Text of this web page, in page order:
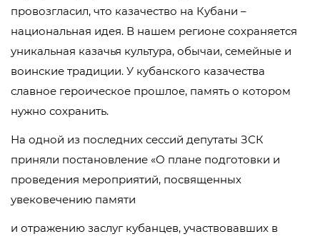
провозгласил, что казачество на Кубани –
национальная идея. В нашем регионе сохраняется
уникальная казачья культура, обычаи, семейные и
воинские традиции. У кубанского казачества
славное героическое прошлое, память о котором
нужно сохранить.
На одной из последних сессий депутаты ЗСК
приняли постановление «О плане подготовки и
проведения мероприятий, посвященных
увековечению памяти
и отражению заслуг кубанцев, участвовавших в